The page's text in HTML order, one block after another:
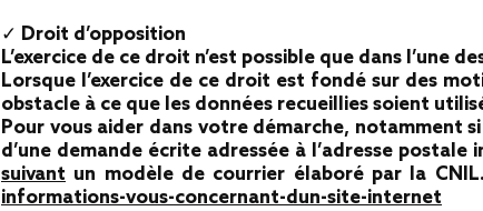
✓ Droit d’opposition
L’exercice de ce droit n’est possible que dans l’une
Lorsque l’exercice de ce droit est fondé sur des
obstacle à ce que les données recueillies soient
Pour vous aider dans votre démarche, notamment
d’une demande écrite adressée à l’adresse
suivant un modèle de courrier élaboré par la CNIL.
informations-vous-concernant-dun-site-internet